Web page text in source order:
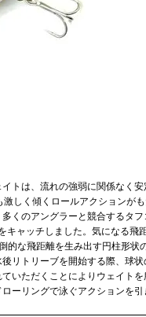
トは、流れの強弱に関係なく
しく傾くロールアクションが
くのアングラーと競合するタ
をキャッチしました。気にな
な飛距離を生み出す円柱形状
リトリーブを開始する際、球
いただくことによりウェイト
ドローリングで泳ぐアクショ